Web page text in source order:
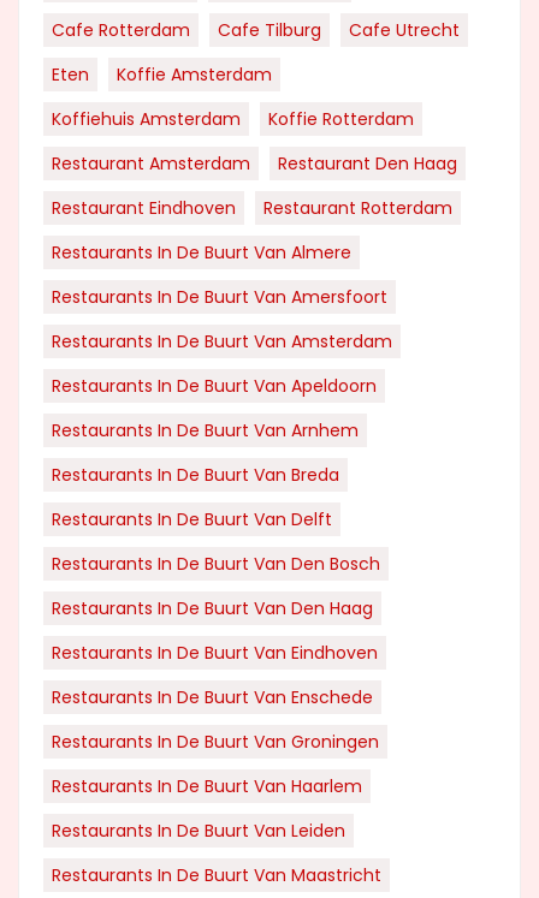
Cafe Rotterdam Cafe Tilburg
Cafe Utrecht
Eten
Koffie Amsterdam
Koffiehuis Amsterdam
Koffie Rotterdam
Restaurant Amsterdam
Restaurant Den Haag
Restaurant Eindhoven
Restaurant Rotterdam
Restaurants In De Buurt Van Almere
Restaurants In De Buurt Van Amersfoort
Restaurants In De Buurt Van Amsterdam
Restaurants In De Buurt Van Apeldoorn
Restaurants In De Buurt Van Arnhem
Restaurants In De Buurt Van Breda
Restaurants In De Buurt Van Delft
Restaurants In De Buurt Van Den Bosch
Restaurants In De Buurt Van Den Haag
Restaurants In De Buurt Van Eindhoven
Restaurants In De Buurt Van Enschede
Restaurants In De Buurt Van Groningen
Restaurants In De Buurt Van Haarlem
Restaurants In De Buurt Van Leiden
Restaurants In De Buurt Van Maastricht